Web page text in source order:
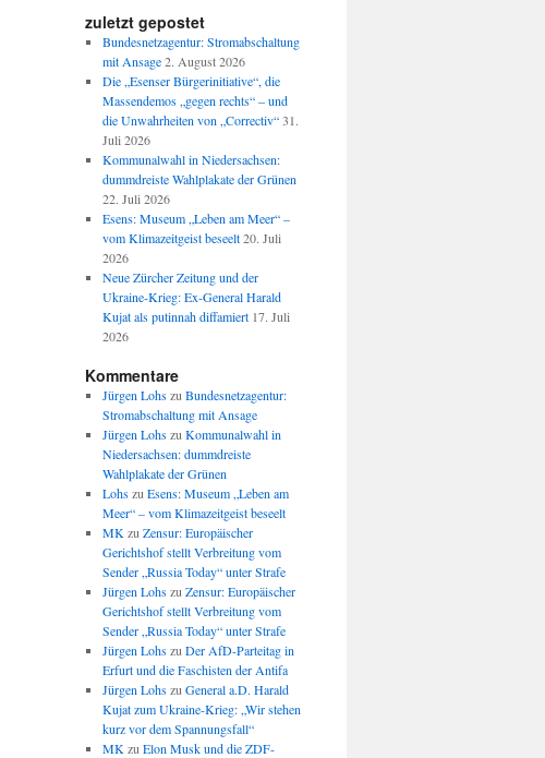
zuletzt gepostet
Bundesnetzagentur: Stromabschaltung
mit Ansage 2. August 2026
Die „Esenser Bürgerinitiative“, die
Massendemos „gegen rechts“ – und
die Unwahrheiten von „Correctiv“ 31.
Juli 2026
Kommunalwahl in Niedersachsen:
dummdreiste Wahlplakate der Grünen
22. Juli 2026
Esens: Museum „Leben am Meer“ –
vom Klimazeitgeist beseelt 20. Juli
2026
Neue Zürcher Zeitung und der
Ukraine-Krieg: Ex-General Harald
Kujat als putinnah diffamiert 17. Juli
2026
Kommentare
Jürgen Lohszu Bundesnetzagentur:
Stromabschaltung mit Ansage
Jürgen Lohszu Kommunalwahl in
Niedersachsen: dummdreiste
Wahlplakate der Grünen
Lohszu Esens: Museum „Leben am
Meer“ – vom Klimazeitgeist beseelt
MK zu Zensur: Europäischer
Gerichtshof stellt Verbreitung vom
Sender „Russia Today“ unter Strafe
Jürgen Lohszu Zensur: Europäischer
Gerichtshof stellt Verbreitung vom
Sender „Russia Today“ unter Strafe
Jürgen Lohszu Der AfD-Parteitag in
Erfurt und die Faschisten der Antifa
Jürgen Lohszu General a.D. Harald
Kujat zum Ukraine-Krieg: „Wir stehen
kurz vor dem Spannungsfall“
MK zu Elon Musk und die ZDF-